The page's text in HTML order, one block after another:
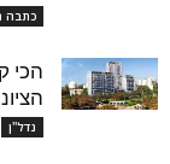
כתבה
הכי
נדל''ן